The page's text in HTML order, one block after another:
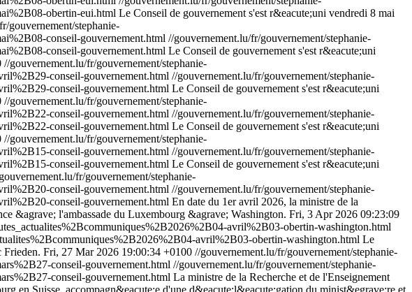
obertin-eui.html Le Conseil de gouvernement s'est r&eacute;uni vendredi 8 mai
gouvernement/stephanie-
conseil-gouvernement.html //gouvernement.lu/fr/gouvernement/stephanie-
conseil-gouvernement.html Le Conseil de gouvernement s'est r&eacute;uni
//gouvernement.lu/fr/gouvernement/stephanie-
conseil-gouvernement.html //gouvernement.lu/fr/gouvernement/stephanie-
conseil-gouvernement.html Le Conseil de gouvernement s'est r&eacute;uni
//gouvernement.lu/fr/gouvernement/stephanie-
conseil-gouvernement.html //gouvernement.lu/fr/gouvernement/stephanie-
conseil-gouvernement.html Le Conseil de gouvernement s'est r&eacute;uni
//gouvernement.lu/fr/gouvernement/stephanie-
conseil-gouvernement.html //gouvernement.lu/fr/gouvernement/stephanie-
conseil-gouvernement.html Le Conseil de gouvernement s'est r&eacute;uni
fr/gouvernement/stephanie-
conseil-gouvernement.html //gouvernement.lu/fr/gouvernement/stephanie-
conseil-gouvernement.html En date du 1er avril 2026, la ministre de la
&agrave; l'ambassade du Luxembourg &agrave; Washington. Fri, 3 Apr 2026 09:23:09
avril%2B03-obertin-washington.html
avril%2B03-obertin-washington.html Le
Frieden. Fri, 27 Mar 2026 19:00:34 +0100 //gouvernement.lu/fr/gouvernement/stephanie-
conseil-gouvernement.html //gouvernement.lu/fr/gouvernement/stephanie-
conseil-gouvernement.html La ministre de la Recherche et de l'Enseignement
en Suisse, accompagn&eacute;e d'une d&eacute;l&eacute;gation du minist&egrave;re et